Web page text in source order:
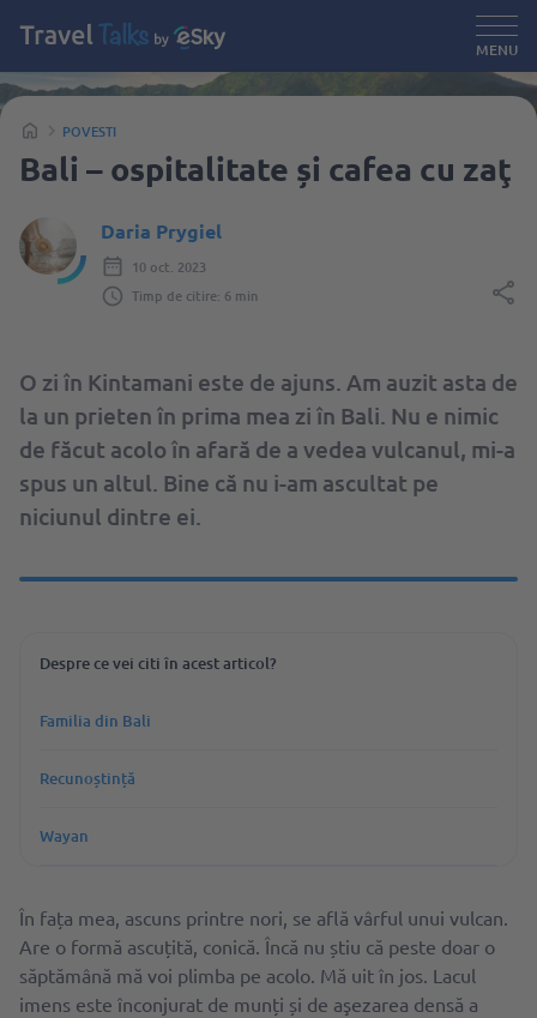
MENU
POVESTI
Bali – ospitalitate și cafea cu zaţ
Daria Prygiel
10 oct. 2023
Timp de citire: 6 min
O zi în Kintamani este de ajuns. Am auzit asta de
la un prieten în prima mea zi în Bali. Nu e nimic
de făcut acolo în afară de a vedea vulcanul, mi-a
spus un altul. Bine că nu i-am ascultat pe
niciunul dintre ei.
Despre ce vei citi în acest articol?
Familia din Bali
Recunoștință
Wayan
În fața mea, ascuns printre nori, se află vârful unui vulcan.
Are o formă ascuțită, conică. Încă nu știu că peste doar o
săptămână mă voi plimba pe acolo. Mă uit în jos. Lacul
imens este înconjurat de munți și de aşezarea densă a